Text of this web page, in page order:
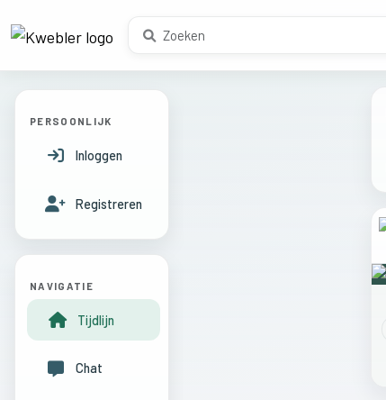
PERSOONLIJK
Inloggen
Registreren
NAVIGATIE
Tijdlijn
Chat